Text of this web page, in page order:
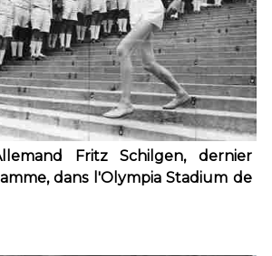
Fritz Schilgen, dernier
dans l'Olympia Stadium de